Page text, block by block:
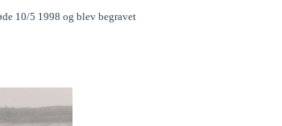
10/5 1998 og blev begravet